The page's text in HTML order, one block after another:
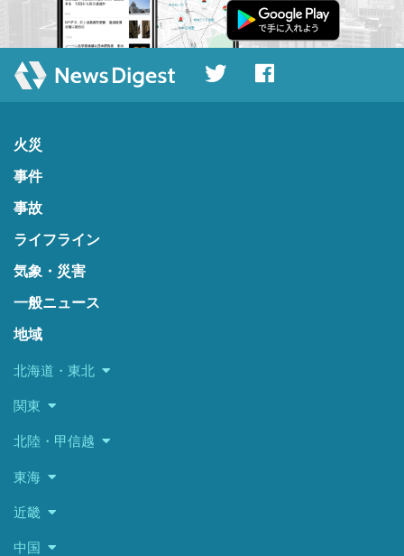
火災
事件
事故
ライフライン
気象・災害
一般ニュース
地域
北海道・東北
関東
北陸・甲信越
東海
近畿
中国